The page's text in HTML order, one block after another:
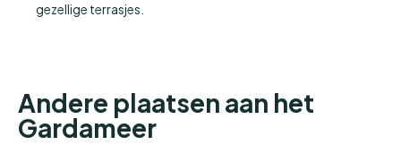
gezellige terrasjes.
Andere plaatsen aan het
Gardameer